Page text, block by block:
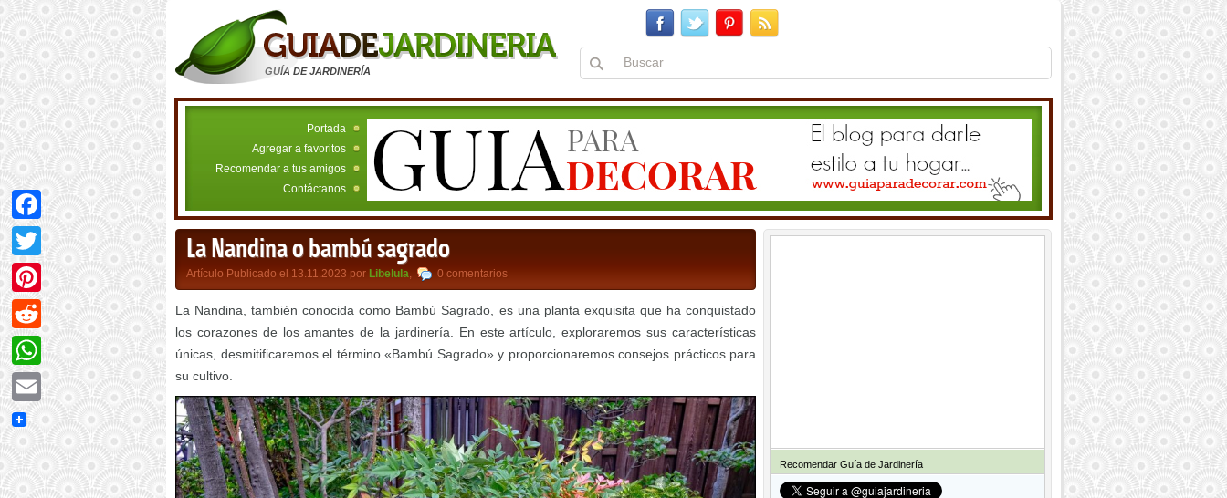
GUÍA DE JARDINERÍA
Portada
Agregar a favoritos
Recomendar a tus amigos
Contáctanos
La Nandina o bambú sagrado
Artículo Publicado el 13.11.2023 por Libelula, 0 comentarios
La Nandina, también conocida como Bambú Sagrado, es una planta exquisita que ha conquistado
los corazones de los amantes de la jardinería. En este artículo, exploraremos sus características
únicas, desmitificaremos el término «Bambú Sagrado» y proporcionaremos consejos prácticos para
su cultivo.
Recomendar Guía de Jardinería
Facebook
Twitter
Pinterest
Reddit
WhatsApp
Email